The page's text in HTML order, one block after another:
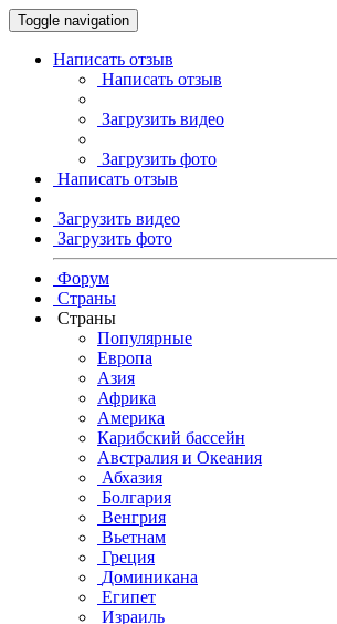
Toggle navigation
Написать отзыв
Написать отзыв
Загрузить видео
Загрузить фото
Написать отзыв
Загрузить видео
Загрузить фото
Форум
Страны
Страны
Популярные
Европа
Азия
Африка
Америка
Карибский бассейн
Австралия и Океания
Абхазия
Болгария
Венгрия
Вьетнам
Греция
Доминикана
Египет
Израиль